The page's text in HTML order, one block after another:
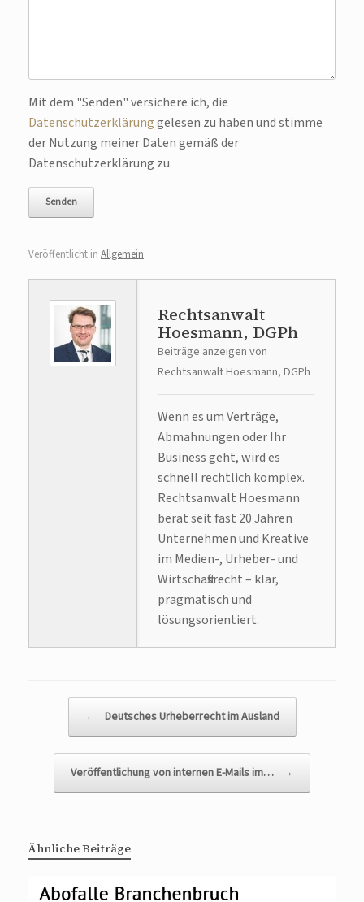
Bitte lasse dieses Feld leer.
Mit dem "Senden" versichere ich, die
Datenschutzerklärunggelesen zu haben und stimme
der Nutzung meiner Daten gemäß der
Datenschutzerklärung zu.
Veröffentlicht in Allgemein.
Rechtsanwalt
Hoesmann, DGPh
Beiträge anzeigen von
Rechtsanwalt Hoesmann, DGPh
Wenn es um Verträge,
Abmahnungen oder Ihr
Business geht, wird es
schnell rechtlich komplex.
Rechtsanwalt Hoesmann
berät seit fast 20 Jahren
Unternehmen und Kreative
im Medien-, Urheber- und
Wirtschaftsrecht – klar,
pragmatisch und
lösungsorientiert.
← Deutsches Urheberrecht im Ausland
Veröffentlichung von internen E-Mails im… →
Ähnliche Beiträge